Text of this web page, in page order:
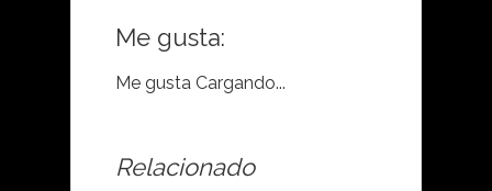
Me gusta:
Me gusta Cargando...
Relacionado